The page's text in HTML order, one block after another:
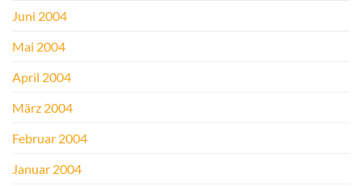
Juni 2004
Mai 2004
April 2004
März 2004
Februar 2004
Januar 2004